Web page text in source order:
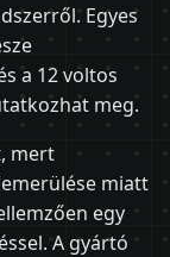
Egyes
a 12 voltos
meg.
mert
miatt
egy
A gyártó